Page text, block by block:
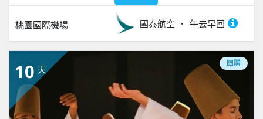
桃園國際機場 國泰航空 午去早回
10 天
團體